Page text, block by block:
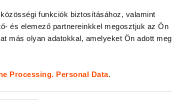
funkciók biztosításához, valamint
és elemező partnereinkkel megosztjuk az Ön
más olyan adatokkal, amelyeket Ön adott meg
Processing. Personal Data.
TABLY